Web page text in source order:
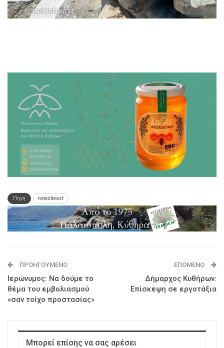
Πηγή newsbeast
ΠΡΟΗΓΟΎΜΕΝΟ
Ιερώνυμος: Nα δούμε το
θέμα του εμβολιασμού
«σαν τοίχο προστασίας»
ΕΠΌΜΕΝΟ
Δήμαρχος Κυθήρων:
Επίσκεψη σε εργοτάξια
Μπορεί επίσης να σας αρέσει